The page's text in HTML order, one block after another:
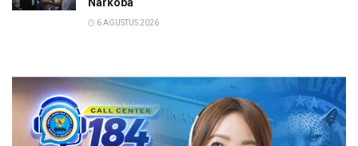
6 AGUSTUS 2026